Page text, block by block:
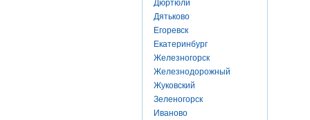
Дюртюли
Дятьково
Егоревск
Екатеринбург
Железногорск
Железнодорожный
Жуковский
Зеленогорск
Иваново